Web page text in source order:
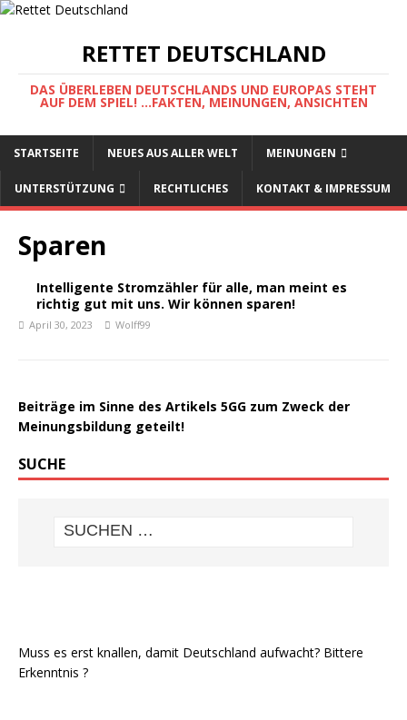
RETTET DEUTSCHLAND
DAS ÜBERLEBEN DEUTSCHLANDS UND EUROPAS STEHT
AUF DEM SPIEL! ...FAKTEN, MEINUNGEN, ANSICHTEN
STARTSEITE NEUES AUS ALLER WELT MEINUNGEN
UNTERSTÜTZUNG RECHTLICHES KONTAKT & IMPRESSUM
Sparen
Intelligente Stromzähler für alle, man meint es
richtig gut mit uns. Wir können sparen!
April 30, 2023 Wolff99
Beiträge im Sinne des Artikels 5GG zum Zweck der
Meinungsbildung geteilt!
SUCHE
Muss es erst knallen, damit Deutschland aufwacht? Bittere
Erkenntnis ?